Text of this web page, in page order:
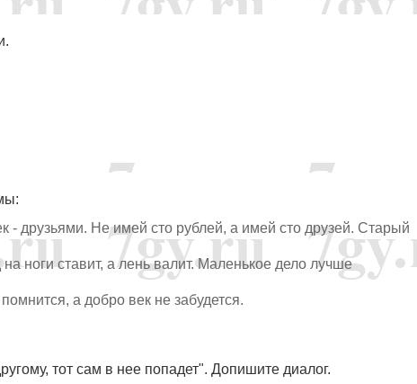
- друзьями. Не имей сто рублей, а имей сто друзей. Старый
ноги ставит, а лень валит. Маленькое дело лучше
а добро век не забудется.
тот сам в нее попадет". Допишите диалог.